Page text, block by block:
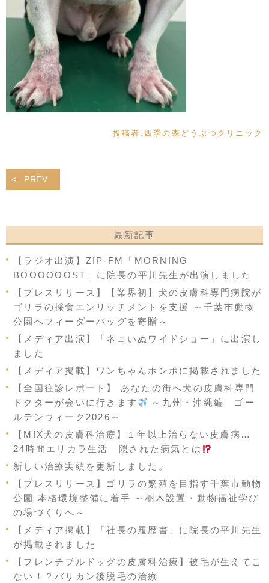
投稿者: 四季の森どうぶつクリニック
PREV
最新記事
【ラジオ出演】ZIP-FM「MORNING
BOOOOOOST」に院長の平川先生が出演しました
【プレスリリース】【業界初】犬の皮膚科専門病院が
ゴリラの採食エンリッチメントを支援 ～千葉市動物
公園へフィーダーバッグを寄贈～
【メディア出演】「ネコいぬワイドショー」に出演し
ました
【メディア掲載】ワンちゃんホンポに掲載されました
【全国往診レポート】 あなたの街へ犬の皮膚科専門
ドクターが会いに行きます
～九州・沖縄編 ゴー
ルデンウィーク2026～
【MIX犬の皮膚科治療】１年以上治らない皮膚病…
24時間エリカラ生活 隠された病気とは
新しい治療実績を更新しました。
【プレスリリース】ゴリラの繁殖を目指す千葉市動物
公園 本格環境整備に着手 ～樹木設置・動物福祉学び
の場づくりへ～
【メディア掲載】「社長の履歴書」に院長の平川先生
が掲載されました
【フレンチブルドッグの皮膚科治療】被毛が生えてこ
ない！？バリカン後脱毛の治療